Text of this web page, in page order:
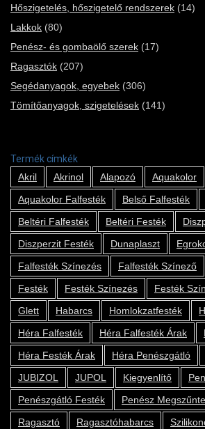
Hőszigetelés, hőszigetelő rendszerek (14)
Lakkok (80)
Penész- és gombaölő szerek (17)
Ragasztók (207)
Segédanyagok, egyebek (306)
Tömítőanyagok, szigetelések (141)
Termék címkék
Akril
Akrinol Alapozó
Aquakolor
Aquakolor Falfesték
Belső Falfesték
Beltéri Falfesték
Beltéri Festék
Diszperzit Festék
Dunaplaszt
Falfesték Színezés
Falfesték Színező
Festék
Festék Színezés Festék
Glett
Habarcs Homlokzatfesték
Héra Falfesték
Héra Falfesték Árak
Héra Festék Árak
Héra Penészgátló
JUBIZOL
JUPOL Kiegyenlítő
Penészgátló Festék
Penész
Ragasztó
Ragasztóhabarcs